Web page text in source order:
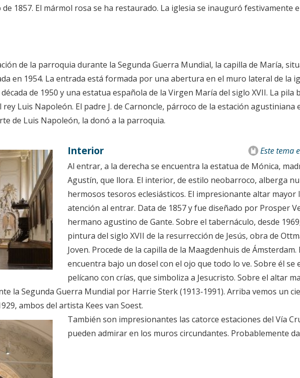
1857. El mármol rosa se ha restaurado. La iglesia se inauguró festivamente
de la parroquia durante la Segunda Guerra Mundial, la capilla de María,
en 1954. La entrada está formada por una abertura en el muro lateral de la
de 1950 y una estatua española de la Virgen María del siglo XVII. La pila
Luis Napoleón. El padre J. de Carnoncle, párroco de la estación agustiniana
de Luis Napoleón, la donó a la parroquia.
Este tema
Interior
Al entrar, a la derecha se encuentra la estatua de Mónica,
Agustín, que llora. El interior, de estilo neobarroco, alberga
hermosos tesoros eclesiásticos. El impresionante altar mayor
atención al entrar. Data de 1857 y fue diseñado por Prosper
hermano agustino de Gante. Sobre el tabernáculo, desde
pintura del siglo XVII de la resurrección de Jesús, obra de
Joven. Procede de la capilla de la Maagdenhuis de Ámsterdam.
encuentra bajo un dosel con el ojo que todo lo ve. Sobre él se
pelícano con crías, que simboliza a Jesucristo. Sobre el altar
la Segunda Guerra Mundial por Harrie Sterk (1913-1991). Arriba vemos un
ambos del artista Kees van Soest.
También son impresionantes las catorce estaciones del Vía
pueden admirar en los muros circundantes. Probablemente